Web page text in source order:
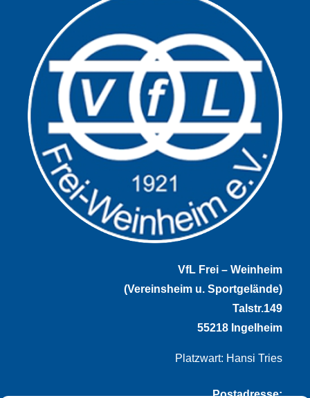
VfL Frei – Weinheim
(Vereinsheim u. Sportgelände)
Talstr.149
55218 Ingelheim
Platzwart: Hansi Tries
Postadresse: